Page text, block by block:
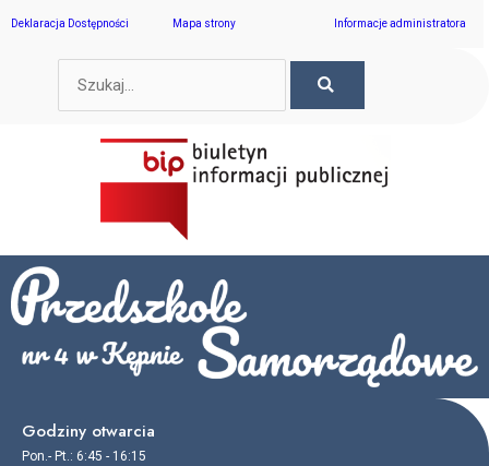
Deklaracja Dostępności Mapa strony Informacje administratora
SEARCH
Godziny otwarcia
Pon.- Pt.: 6:45 - 16:15